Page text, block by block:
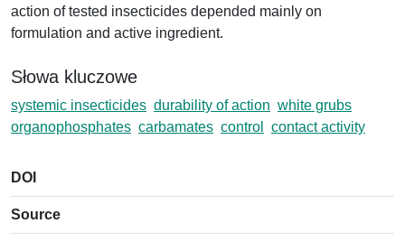
action of tested insecticides depended mainly on
formulation and active ingredient.
Słowa kluczowe
systemic insecticides durability of action white grubs
organophosphates carbamates control contact activity
DOI
Source